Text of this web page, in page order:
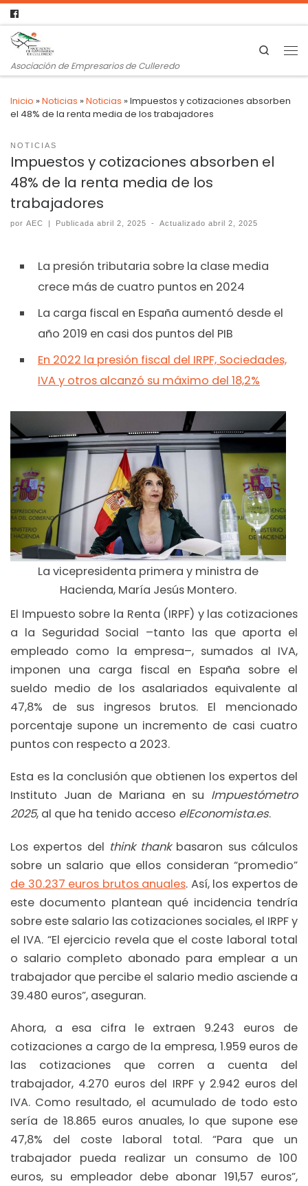
Asociación de Empresarios de Culleredo
Search
Inicio »Noticias »Noticias »Impuestos y cotizaciones absorben
el 48% de la renta media de los trabajadores
NOTICIAS
Impuestos y cotizaciones absorben el
48% de la renta media de los
trabajadores
por AEC | Publicadaabril 2, 2025 - Actualizadoabril 2, 2025
La presión tributaria sobre la clase media
crece más de cuatro puntos en 2024
La carga fiscal en España aumentó desde el
año 2019 en casi dos puntos del PIB
En 2022 la presión fiscal del IRPF, Sociedades,
IVA y otros alcanzó su máximo del 18,2%
La vicepresidenta primera y ministra de
Hacienda, María Jesús Montero.
El Impuesto sobre la Renta (IRPF) y las cotizaciones
a la Seguridad Social –tanto las que aporta el
empleado como la empresa–, sumados al IVA,
imponen una carga fiscal en España sobre el
sueldo medio de los asalariados equivalente al
47,8% de sus ingresos brutos. El mencionado
porcentaje supone un incremento de casi cuatro
puntos con respecto a 2023.
Esta es la conclusión que obtienen los expertos del
Instituto Juan de Mariana en su Impuestómetro
2025, al que ha tenido acceso elEconomista.es.
Los expertos del think thankbasaron sus cálculos
sobre un salario que ellos consideran “promedio”
de 30.237 euros brutos anuales. Así, los expertos de
este documento plantean qué incidencia tendría
sobre este salario las cotizaciones sociales, el IRPF y
el IVA. “El ejercicio revela que el coste laboral total
o salario completo abonado para emplear a un
trabajador que percibe el salario medio asciende a
39.480 euros”, aseguran.
Ahora, a esa cifra le extraen 9.243 euros de
cotizaciones a cargo de la empresa, 1.959 euros de
las cotizaciones que corren a cuenta del
trabajador, 4.270 euros del IRPF y 2.942 euros del
IVA. Como resultado, el acumulado de todo esto
sería de 18.865 euros anuales, lo que supone ese
47,8% del coste laboral total. “Para que un
trabajador pueda realizar un consumo de 100
euros, su empleador debe abonar 191,57 euros”,